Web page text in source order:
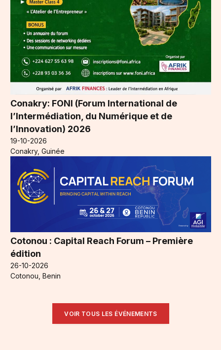
Conakry: FONI (Forum International de
l’Intermédiation, du Numérique et de
l’Innovation) 2026
19-10-2026
Conakry, Guinée
Cotonou : Capital Reach Forum – Première
édition
26-10-2026
Cotonou, Benin
VOIR TOUS LES ÉVÉNEMENTS